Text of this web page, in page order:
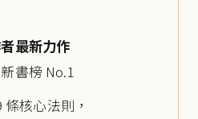
最新力作
書榜 No.1
核心法則，